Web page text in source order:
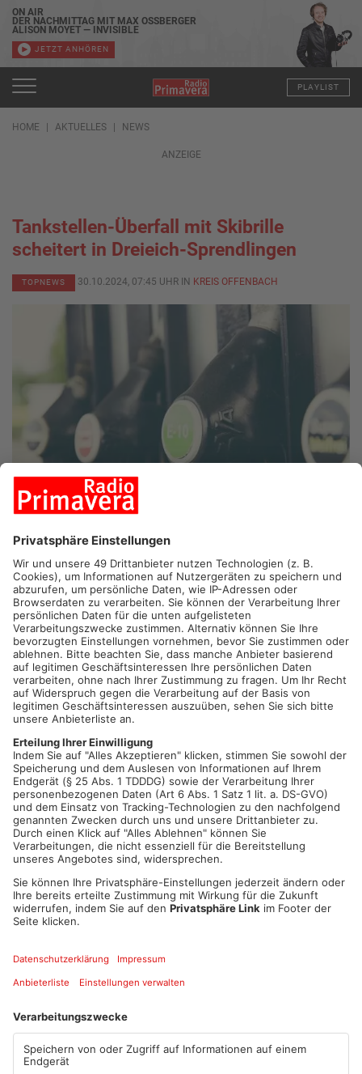
ON AIR
DER NACHMITTAG MIT MAX OSSBERGER
ALISON MOYET — INVISIBLE
JETZT ANHÖREN
PLAYLIST
HOME AKTUELLES NEWS
ANZEIGE
Tankstellen-Überfall mit Skibrille
scheitert in Dreieich-Sprendlingen
TOPNEWS 30.10.2024, 07:45 UHR IN KREIS OFFENBACH
DREIEICH.Am Abend hat ein Mann mit Skibrille versucht, eine
Tankstelle in Dreieich-Sprendlingen zu überfallen. Mit einem
Messer forderte er vom 57-jährigen Kassierer Geld. Dieser
erklärte jedoch, dass es nichts zu holen gab. Daraufhin verließ
der Räuber die Tankstelle in Richtung eines nahegelegenen
Waldes.
Der gesuchte Mann ist etwa 1,90 Meter groß, schlank und war
komplett schwarz gekleidet. Er trug neben der auffälligen
Skibrille auch weiße Handschuhe. Die Rückseite seiner Jacke
war auf einer rechteckigen Fläche mit silbernem Klebeband
abgedeckt, vermutlich um einen Aufdruck zu verdecken.
Die Kripo Offenbach ermittelt nun wegen versuchten schweren
Raubes und bittet um Hinweise unter 069 8098-1234.
Artikel teilen
ANZEIGE
Mehr aus Kreis
Offenbach